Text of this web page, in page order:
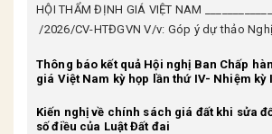
HỘI THẨM ĐỊNH GIÁ VIỆT NAM
/2026/CV-HTĐGVN V/v: Góp ý dự thảo Nghị
Thông báo kết quả Hội nghị Ban Chấp
giá Việt Nam kỳ họp lần thứ IV- Nhiệm kỳ
Kiến nghị về chính sách giá đất khi sửa
số điều của Luật Đất đai